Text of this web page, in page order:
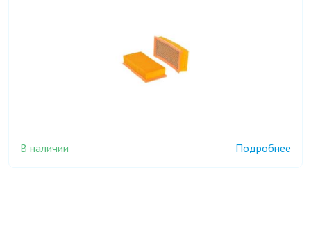
В наличии Подробнее